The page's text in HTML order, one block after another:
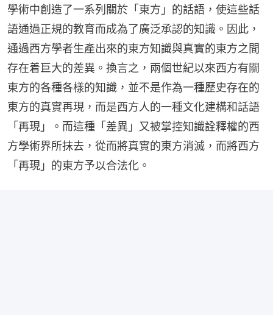
學術中創造了一系列關於「東方」的話語，使這些話
語通過正規的教育而成為了廣泛承認的知識。因此，
通過西方學者生產出來的東方知識與真實的東方之間
存在着巨大的差異。換言之，兩個世紀以來西方有關
東方的各種各樣的知識，並不是作為一種歷史存在的
東方的真實再現，而是西方人的一種文化建構和話語
「再現」。而這種「差異」又被掌控知識詮釋權的西
方學術界所抹去，從而將真實的東方消滅，而將西方
「再現」的東方予以合法化。